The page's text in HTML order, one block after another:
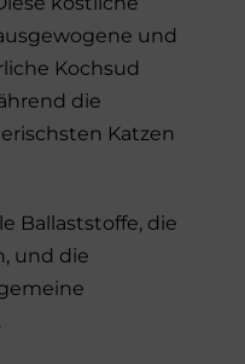
und
Kochsud
die
Katzen
Ballaststoffe, die
und die